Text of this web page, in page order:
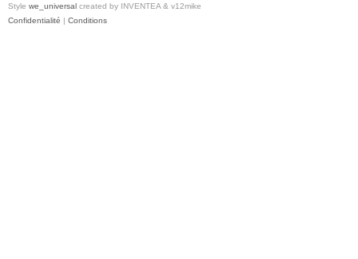
Style we_universal created by INVENTEA & v12mike
Confidentialité | Conditions